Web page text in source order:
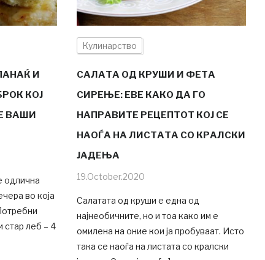
И
КОЈ
ВАШИ
одлична
во која
стар леб – 4
Кулинарство
САЛАТА ОД КРУШИ И ФЕТА
СИРЕЊЕ: ЕВЕ КАКО ДА ГО
НАПРАВИТЕ РЕЦЕПТОТ КОЈ СЕ
НАОЃА НА ЛИСТАТА СО КРАЛСКИ
ЈАДЕЊА
19.October.2020
Салатата од круши е една од
најнеобичните, но и тоа како им е
омилена на оние кои ја пробуваат. Исто
така се наоѓа на листата со кралски